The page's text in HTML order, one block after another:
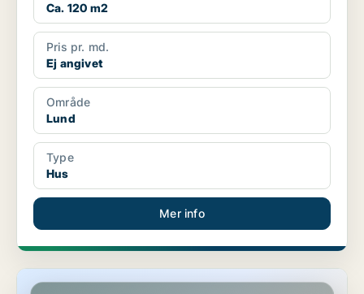
Ca. 120 m2
Pris pr. md.
Ej angivet
Område
Lund
Type
Hus
Mer info
Hus i Lund